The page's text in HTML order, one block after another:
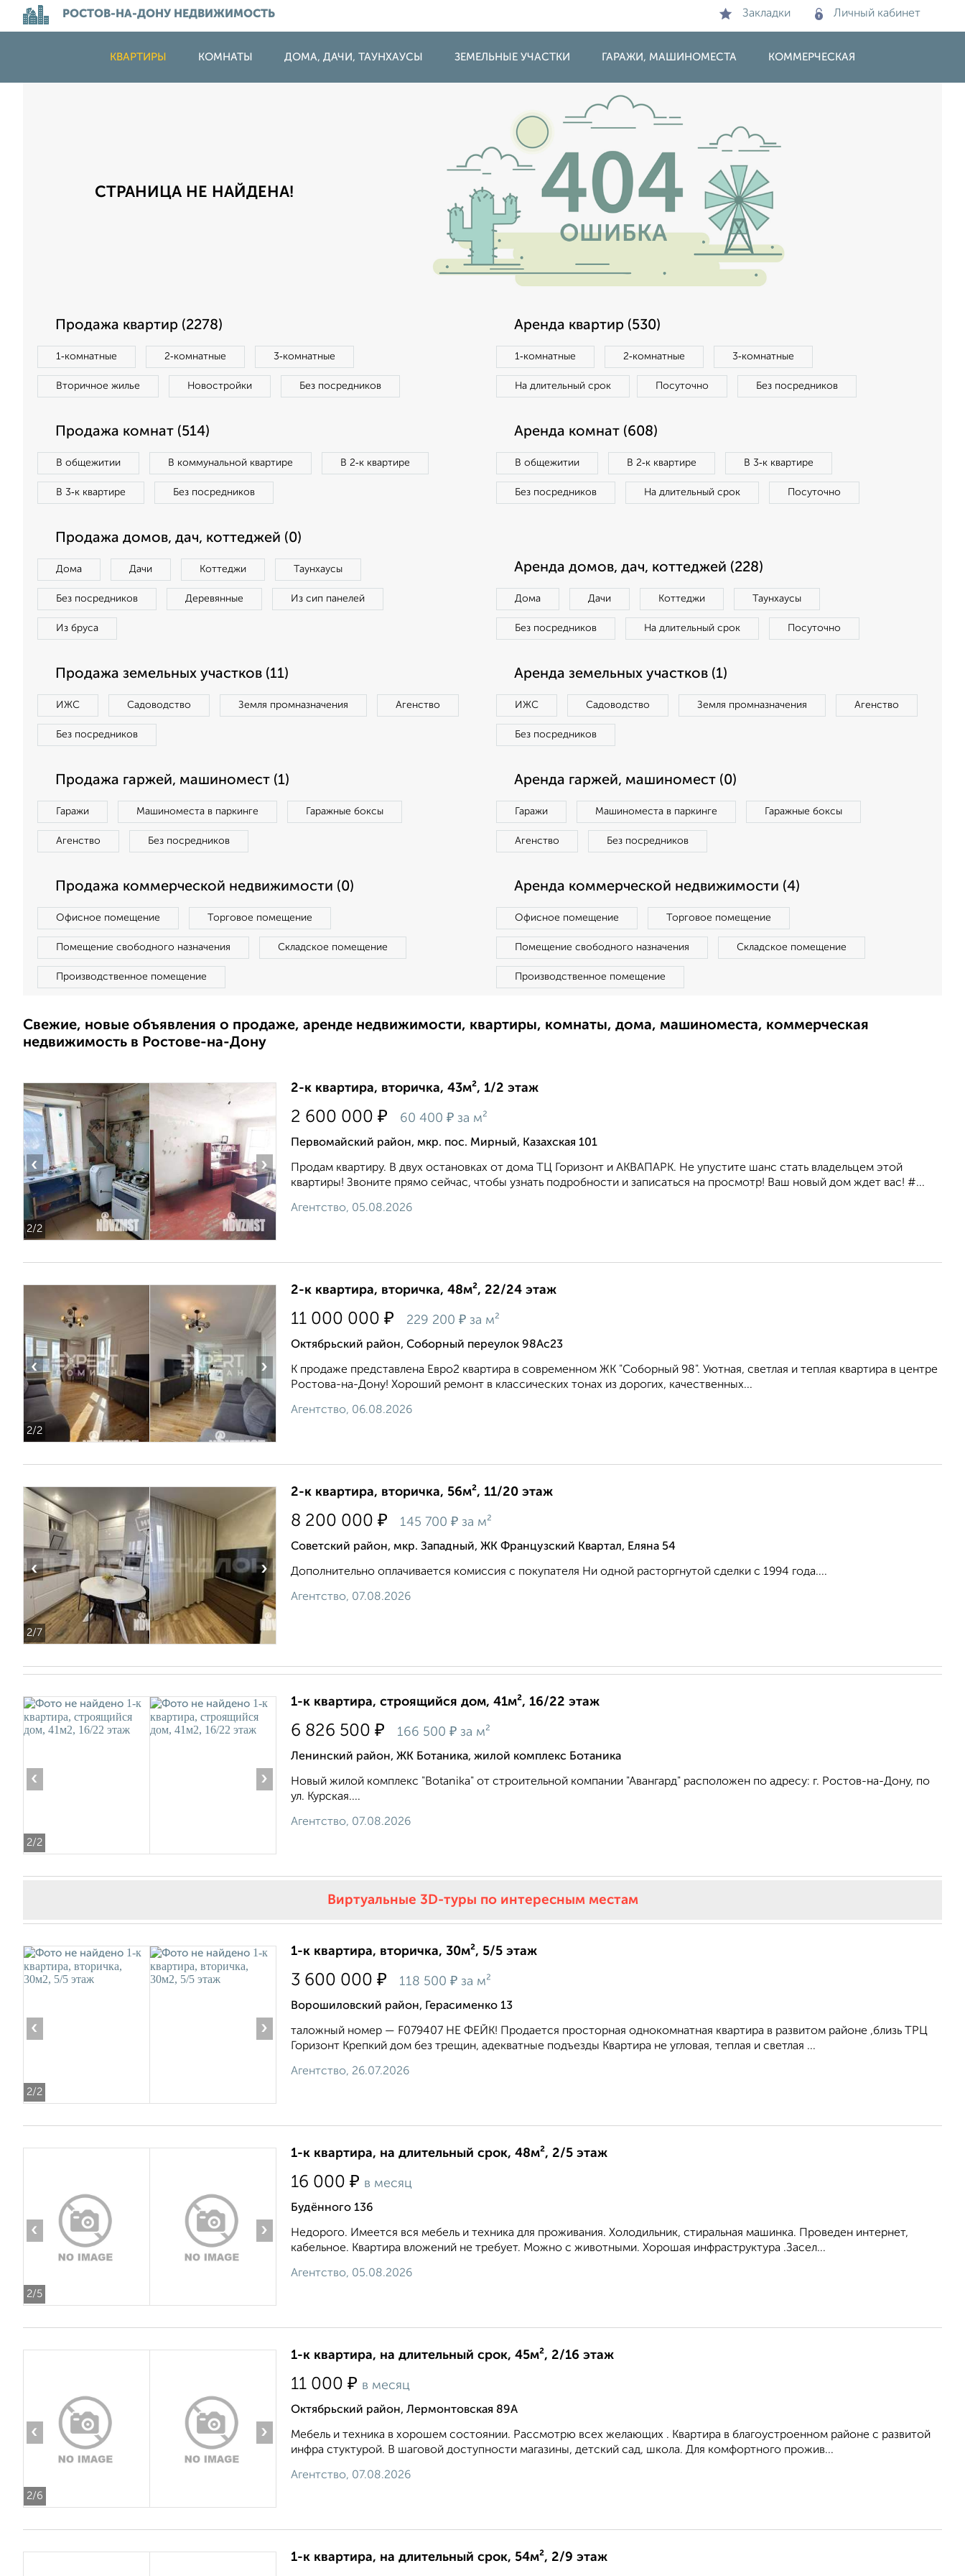
РОСТОВ-НА-ДОНУ НЕДВИЖИМОСТЬ Закладки Личный кабинет
КВАРТИРЫ КОМНАТЫ ДОМА, ДАЧИ, ТАУНХАУСЫ ЗЕМЕЛЬНЫЕ УЧАСТКИ ГАРАЖИ, МАШИНОМЕСТА КОММЕРЧЕСКАЯ
СТРАНИЦА НЕ НАЙДЕНА!
Продажа квартир (2278)
1‑комнатные 2‑комнатные 3‑комнатные
Вторичное жилье Новостройки Без посредников
Аренда квартир (530)
1‑комнатные 2‑комнатные 3‑комнатные
На длительный срок Посуточно Без посредников
Продажа комнат (514)
В общежитии В коммунальной квартире В 2‑к квартире
В 3‑к квартире Без посредников
Аренда комнат (608)
В общежитии В 2‑к квартире В 3‑к квартире
Без посредников На длительный срок Посуточно
Продажа домов, дач, коттеджей (0)
Дома Дачи Коттеджи Таунхаусы
Без посредников Деревянные Из сип панелей
Из бруса
Аренда домов, дач, коттеджей (228)
Дома Дачи Коттеджи Таунхаусы
Без посредников На длительный срок Посуточно
Продажа земельных участков (11)
ИЖС Садоводство Земля промназначения Агенство
Без посредников
Аренда земельных участков (1)
ИЖС Садоводство Земля промназначения Агенство
Без посредников
Продажа гаржей, машиномест (1)
Гаражи Машиноместа в паркинге Гаражные боксы
Агенство Без посредников
Аренда гаржей, машиномест (0)
Гаражи Машиноместа в паркинге Гаражные боксы
Агенство Без посредников
Продажа коммерческой недвижимости (0)
Офисное помещение Торговое помещение
Помещение свободного назначения Складское помещение
Производственное помещение
Аренда коммерческой недвижимости (4)
Офисное помещение Торговое помещение
Помещение свободного назначения Складское помещение
Производственное помещение
Свежие, новые объявления о продаже, аренде недвижимости, квартиры, комнаты, дома, машиноместа, коммерческая
недвижимость в Ростове-на-Дону
2/2
‹ ›
2-к квартира, вторичка, 43м², 1/2 этаж
2 600 000 ₽ 60 400 ₽ за м²
Первомайский район, мкр. пос. Мирный, Казахская 101
Продам квартиру. В двух остановках от дома ТЦ Горизонт и АКВАПАРК. Не упустите шанс стать владельцем этой
квартиры! Звоните прямо сейчас, чтобы узнать подробности и записаться на просмотр! Ваш новый дом ждет вас! #...
Агентство, 05.08.2026
2/2
‹ ›
2-к квартира, вторичка, 48м², 22/24 этаж
11 000 000 ₽ 229 200 ₽ за м²
Октябрьский район, Соборный переулок 98Ас23
К продаже представлена Евро2 квартира в современном ЖК "Соборный 98". Уютная, светлая и теплая квартира в центре
Ростова-на-Дону! Хороший ремонт в классических тонах из дорогих, качественных...
Агентство, 06.08.2026
2/7
‹ ›
2-к квартира, вторичка, 56м², 11/20 этаж
8 200 000 ₽ 145 700 ₽ за м²
Советский район, мкр. Западный, ЖК Французский Квартал, Еляна 54
Дополнительно оплачивается комиссия с покупателя Ни одной расторгнутой сделки с 1994 года....
Агентство, 07.08.2026
2/2
‹ ›
1-к квартира, строящийся дом, 41м², 16/22 этаж
6 826 500 ₽ 166 500 ₽ за м²
Ленинский район, ЖК Ботаника, жилой комплекс Ботаника
Новый жилой комплекс "Botanika" от строительной компании "Авангард" расположен по адресу: г. Ростов-на-Дону, по
ул. Курская....
Агентство, 07.08.2026
Виртуальные 3D-туры по интересным местам
2/2
‹ ›
1-к квартира, вторичка, 30м², 5/5 этаж
3 600 000 ₽ 118 500 ₽ за м²
Ворошиловский район, Герасименко 13
таложный номер — F079407 НЕ ФЕЙК! Продается просторная однокомнатная квартира в развитом районе ,близь ТРЦ
Горизонт Крепкий дом без трещин, адекватные подъезды Квартира не угловая, теплая и светлая ...
Агентство, 26.07.2026
2/5
‹ ›
1-к квартира, на длительный срок, 48м², 2/5 этаж
16 000 ₽ в месяц
Будённого 136
Недорого. Имеется вся мебель и техника для проживания. Холодильник, стиральная машинка. Проведен интернет,
кабельное. Квартира вложений не требует. Можно с животными. Хорошая инфраструктура .Засел...
Агентство, 05.08.2026
2/6
‹ ›
1-к квартира, на длительный срок, 45м², 2/16 этаж
11 000 ₽ в месяц
Октябрьский район, Лермонтовская 89А
Мебель и техника в хорошем состоянии. Рассмотрю всех желающих . Квартира в благоустроенном районе с развитой
инфра стуктурой. В шаговой доступности магазины, детский сад, школа. Для комфортного прожив...
Агентство, 07.08.2026
1-к квартира, на длительный срок, 54м², 2/9 этаж